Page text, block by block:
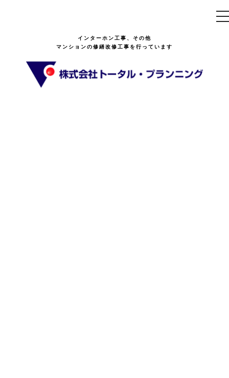
インターホン工事、その他
マンションの修繕改修工事を行っています